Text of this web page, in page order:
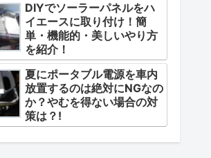
DIYでソーラーパネルをハ
イエースに取り付け！簡
単・機能的・美しいやり方
を紹介！
夏にポータブル電源を車内
放置するのは絶対にNGなの
か？やむを得ない場合の対
策は？!